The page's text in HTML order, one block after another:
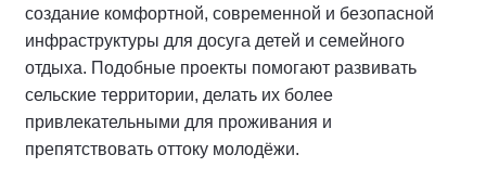
создание комфортной, современной и безопасной
инфраструктуры для досуга детей и семейного
отдыха. Подобные проекты помогают развивать
сельские территории, делать их более
привлекательными для проживания и
препятствовать оттоку молодёжи.